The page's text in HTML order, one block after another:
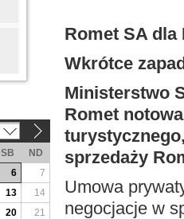
Romet SA dla
Wkrótce
Ministerstwo
Romet
sprzedaży
Umowa
negocjacje w
SB
ND
6
7
13
14
20
21